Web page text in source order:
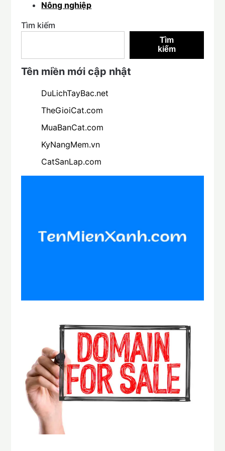
Nông nghiệp
Tìm kiếm
Tìm
kiếm
Tên miền mới cập nhật
DuLichTayBac.net
TheGioiCat.com
MuaBanCat.com
KyNangMem.vn
CatSanLap.com